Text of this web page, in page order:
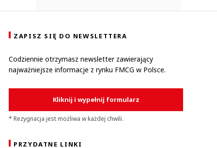
ZAPISZ SIĘ DO NEWSLETTERA
Codziennie otrzymasz newsletter zawierający
najważniejsze informacje z rynku FMCG w Polsce.
Kliknij i wypełnij formularz
* Rezygnacja jest możliwa w każdej chwili.
PRZYDATNE LINKI